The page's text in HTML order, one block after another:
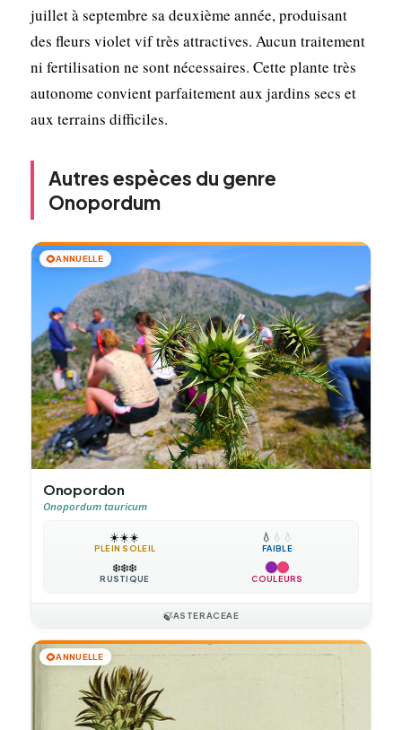
juillet à septembre sa deuxième année, produisant
des fleurs violet vif très attractives. Aucun traitement
ni fertilisation ne sont nécessaires. Cette plante très
autonome convient parfaitement aux jardins secs et
aux terrains difficiles.
Autres espèces du genre
Onopordum
🌻ANNUELLE
Onopordon
Onopordum tauricum
☀️☀️☀️
PLEIN SOLEIL
💧 💧 💧
FAIBLE
❄️❄️❄️
RUSTIQUE COULEURS
🍃ASTERACEAE
🌻ANNUELLE